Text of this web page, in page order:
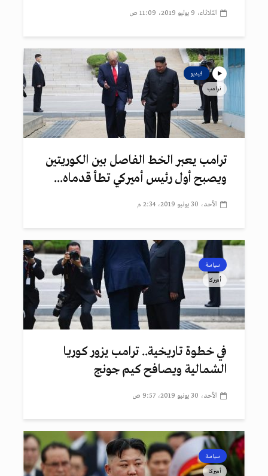
الثلاثاء، 9 يوليو 2019، 11:09 ص
فيديو
ترامب
ترامب يعبر الخط الفاصل بين الكوريتين
ويصبح أول رئيس أميركي تطأ قدماه...
الأحد، 30 يونيو 2019، 2:34 م
سياسة
أميركا
في خطوة تاريخية.. ترامب يزور كوريا
الشمالية ويصافح كيم جونج
الأحد، 30 يونيو 2019، 9:57 ص
سياسة
أميركا